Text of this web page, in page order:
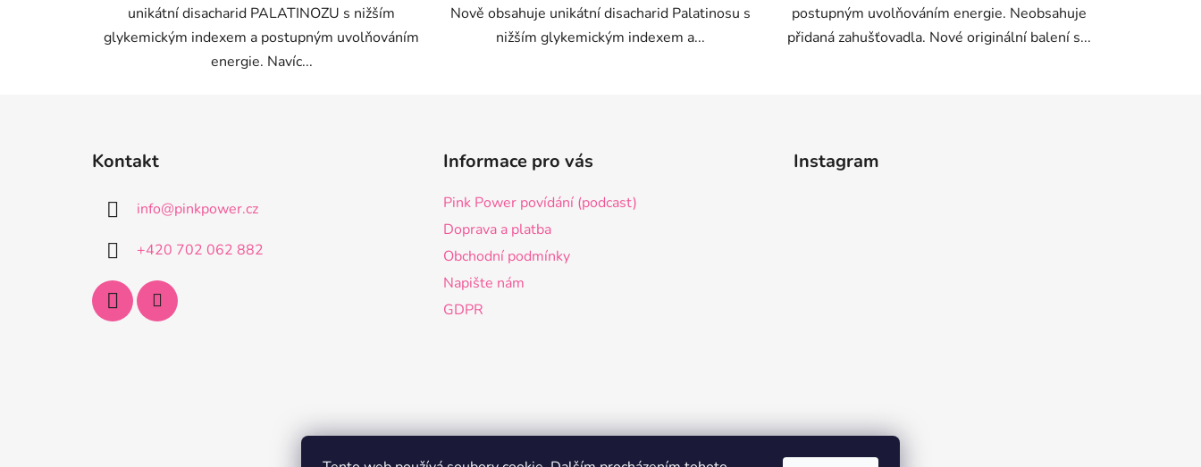
unikátní disacharid PALATINOZU s nižším
glykemickým indexem a postupným uvolňováním
energie. Navíc...
Nově obsahuje unikátní disacharid Palatinosu s
nižším glykemickým indexem a...
postupným uvolňováním energie. Neobsahuje
přidaná zahušťovadla. Nové originální balení s...
Kontakt
info@pinkpower.cz
+420 702 062 882
Informace pro vás
Pink Power povídání (podcast)
Doprava a platba
Obchodní podmínky
Napište nám
GDPR
Instagram